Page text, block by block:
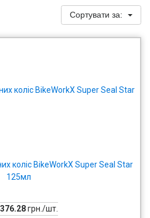
Сортувати за:
коліс BikeWorkX Super Seal Star
125мл
376.28грн./шт.